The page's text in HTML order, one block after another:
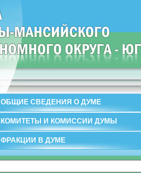
ОБЩИЕ СВЕДЕНИЯ О ДУМЕ
КОМИТЕТЫ И КОМИССИИ ДУМЫ
ФРАКЦИИ В ДУМЕ